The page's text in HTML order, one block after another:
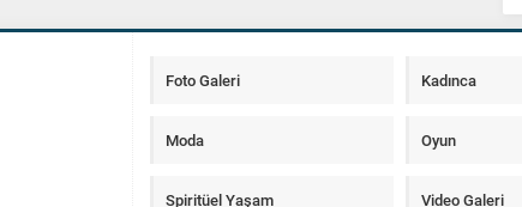
Foto Galeri Kadınca
Moda Oyun
Spiritüel Yaşam Video Galeri